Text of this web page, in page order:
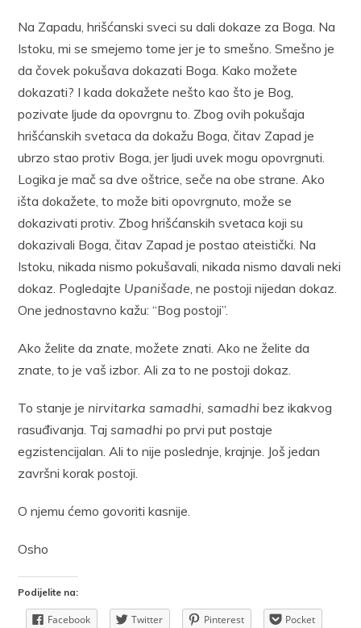
Na Zapadu, hrišćanski sveci su dali dokaze za Boga. Na
Istoku, mi se smejemo tome jer je to smešno. Smešno je
da čovek pokušava dokazati Boga. Kako možete
dokazati? I kada dokažete nešto kao što je Bog,
pozivate ljude da opovrgnu to. Zbog ovih pokušaja
hrišćanskih svetaca da dokažu Boga, čitav Zapad je
ubrzo stao protiv Boga, jer ljudi uvek mogu opovrgnuti.
Logika je mač sa dve oštrice, seče na obe strane. Ako
išta dokažete, to može biti opovrgnuto, može se
dokazivati protiv. Zbog hrišćanskih svetaca koji su
dokazivali Boga, čitav Zapad je postao ateistički. Na
Istoku, nikada nismo pokušavali, nikada nismo davali neki
dokaz. Pogledajte Upanišade, ne postoji nijedan dokaz.
One jednostavno kažu: “Bog postoji”.
Ako želite da znate, možete znati. Ako ne želite da
znate, to je vaš izbor. Ali za to ne postoji dokaz.
To stanje je nirvitarka samadhi,samadhibez ikakvog
rasuđivanja. Tajsamadhipo prvi put postaje
egzistencijalan. Ali to nije poslednje, krajnje. Još jedan
završni korak postoji.
O njemu ćemo govoriti kasnije.
Osho
Podijelite na:
Facebook Twitter Pinterest
Pocket